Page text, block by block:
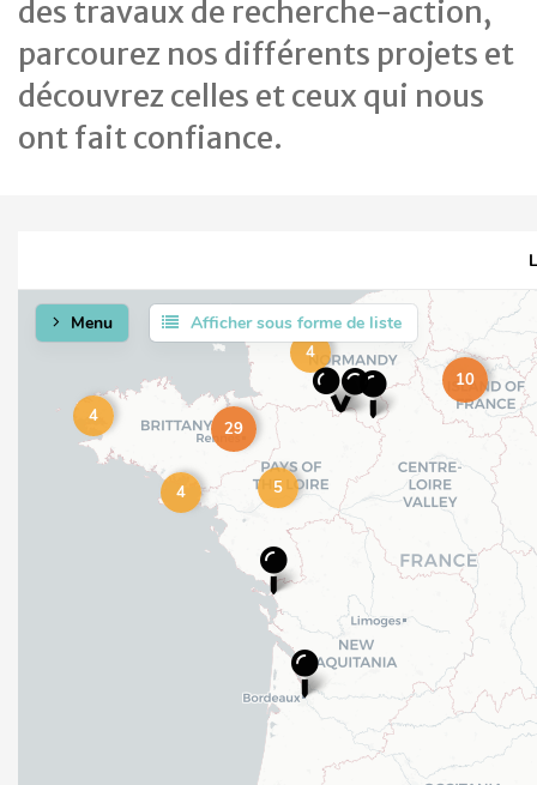
des travaux de recherche-action,
parcourez nos différents projets et
découvrez celles et ceux qui nous
ont fait confiance.